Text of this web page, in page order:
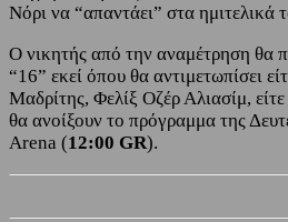
Νόρι να “απαντάει” στα
Ο νικητής από την αναμέτρηση θα
“16” εκεί όπου θα αντιμετωπίσει
Μαδρίτης, Φελίξ Οζέρ Αλιασίμ,
θα ανοίξουν το πρόγραμμα της
Arena (12:00 GR).